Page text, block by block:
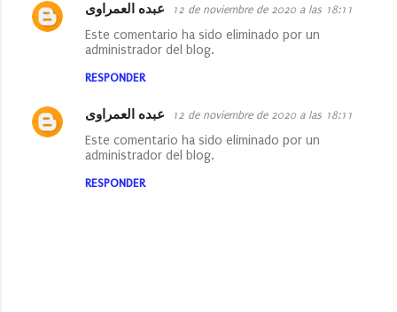
عبده العمراوى 12 de noviembre de 2020 a las 18:11
Este comentario ha sido eliminado por un
administrador del blog.
RESPONDER
عبده العمراوى 12 de noviembre de 2020 a las 18:11
Este comentario ha sido eliminado por un
administrador del blog.
RESPONDER